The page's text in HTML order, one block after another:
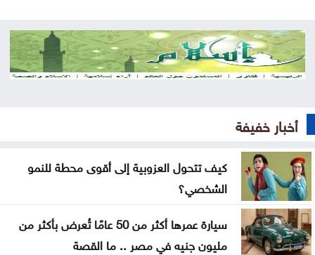
جمعية أطباء القلب الأردنية تنظم ندوة علمية
تعديلات قانون الجامعات الأردنية تدخل حيز التنفيذ
ارتفاع الأسهم الأوروبية في بداية التعاملات
الاتحاد الأوروبي يتمسّك بمقاطعة بطولات كأس العالم
نتائج قرعة دوري أبطال أفريقيا والكونفيدرالية
أخبار خفيفة
كيف تتحول العزوبية إلى أقوى محطة للنمو
الشخصي؟
سيارة عمرها أكثر من 50 عامًا تُعرض بأكثر من
مليون جنيه في مصر .. ما القصة